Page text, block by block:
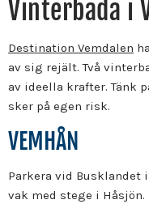
Vinterbada i
Destination Vemdalen
av sig rejält. Två
av ideella krafter. Tänk
sker på egen risk.
VEMHÅN
Parkera vid Busklandet
vak med stege i